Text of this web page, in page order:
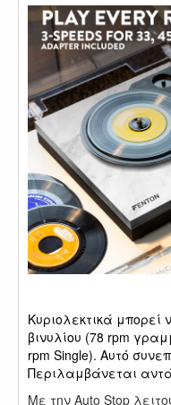
Κυριολεκτικά μπορεί
βινυλίου (78 rpm
rpm Single). Αυτό
Περιλαμβάνεται
Με την Auto Stop